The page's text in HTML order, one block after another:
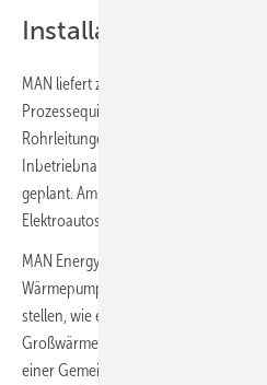
Installation für 2026
MAN liefert zusätzlich noch die
Prozessequipment wie
Rohrleitungen und ein
Inbetriebnahme der
geplant. Am Ende des gleichen
Elektroautos bei Scout Motors starten.
MAN Energy Solutions kann mit
Wärmepumpen für industrielle und
stellen, wie es Geschäftsführer Uwe
Großwärmepumpe kann den Heiz-
einer Gemeinde decken, ohne dabei